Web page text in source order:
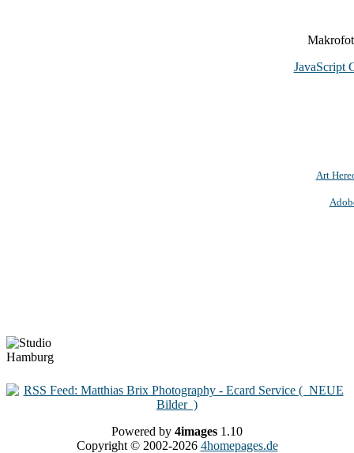
JavaScript
Art
Powered by 4images 1.10
Copyright © 2002-2026 4homepages.de